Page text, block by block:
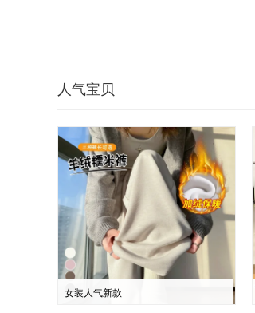
人气宝贝
女装人气新款